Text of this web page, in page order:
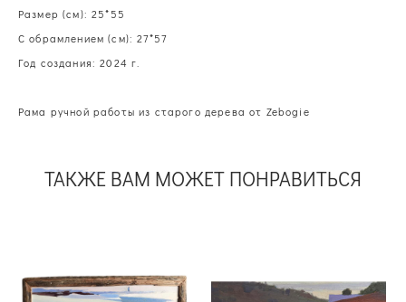
Размер (см): 25*55
С обрамлением (см): 27*57
Год создания: 2024 г.
Рама ручной работы из старого дерева от Zebogie
ТАКЖЕ ВАМ МОЖЕТ ПОНРАВИТЬСЯ